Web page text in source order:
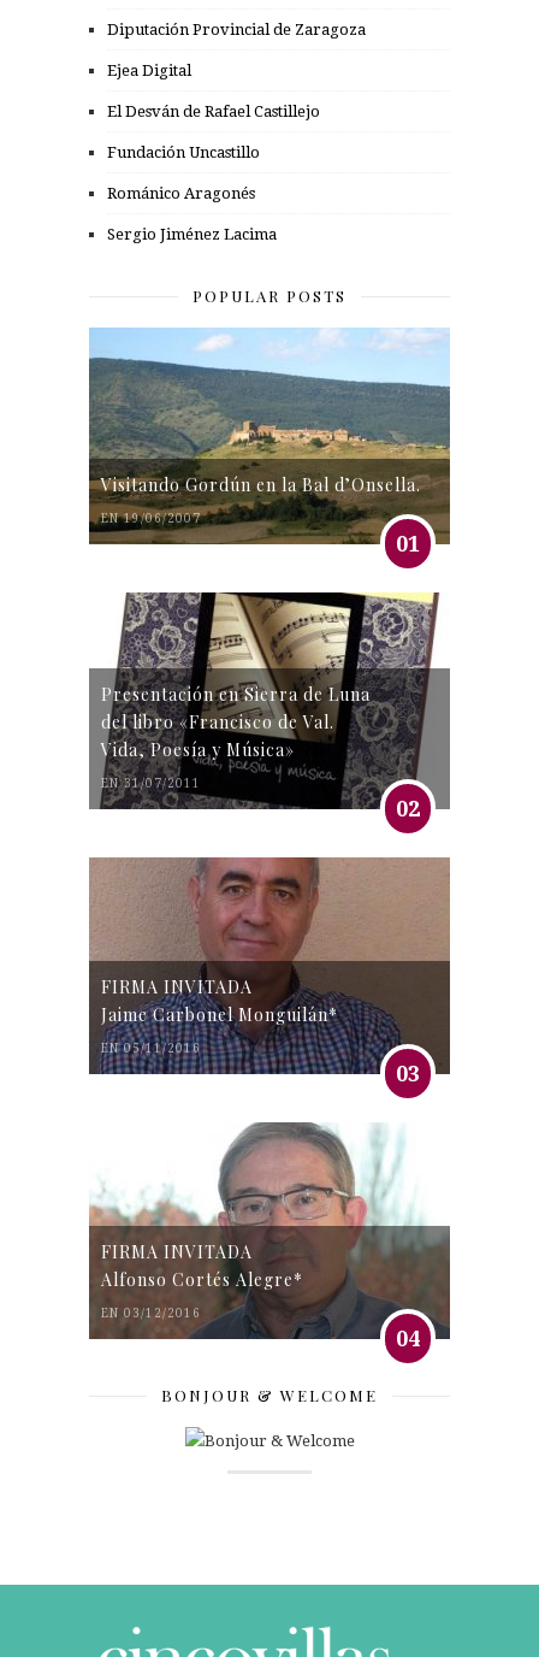
Diputación Provincial de Zaragoza
Ejea Digital
El Desván de Rafael Castillejo
Fundación Uncastillo
Románico Aragonés
Sergio Jiménez Lacima
POPULAR POSTS
Visitando Gordún en la Bal d’Onsella.
EN 19/06/2007
01
Presentación en Sierra de Luna
del libro «Francisco de Val.
Vida, Poesía y Música»
EN 31/07/2011
02
FIRMA INVITADA
Jaime Carbonel Monguilán*
EN 05/11/2016
03
FIRMA INVITADA
Alfonso Cortés Alegre*
EN 03/12/2016
04
BONJOUR & WELCOME